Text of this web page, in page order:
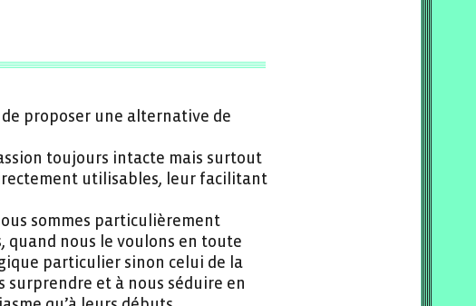
de proposer une alternative de
toujours intacte mais surtout
utilisables, leur facilitant
sommes particulièrement
quand nous le voulons en toute
particulier sinon celui de la
surprendre et à nous séduire en